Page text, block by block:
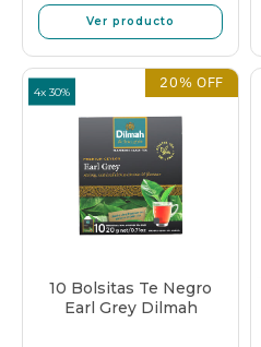
Ver producto
4x 30% 20% OFF
10 Bolsitas Te Negro
Earl Grey Dilmah